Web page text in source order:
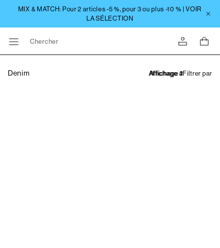
Chercher
Denim Filtrer par